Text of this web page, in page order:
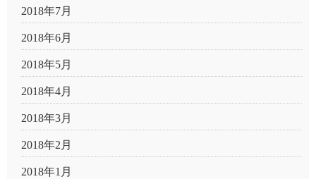
2018年7月
2018年6月
2018年5月
2018年4月
2018年3月
2018年2月
2018年1月